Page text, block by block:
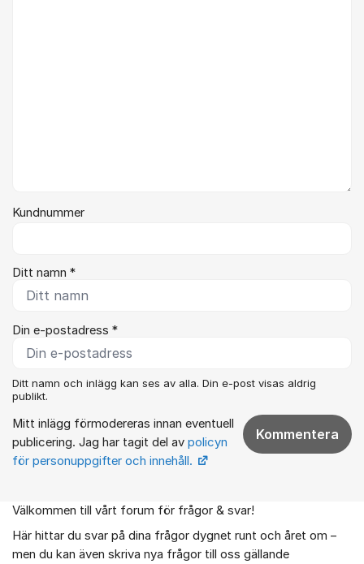
Kundnummer
Ditt namn *
Din e-postadress *
Ditt namn och inlägg kan ses av alla. Din e-post visas aldrig
publikt.
Mitt inlägg förmodereras innan eventuell
publicering. Jag har tagit del av policyn
för personuppgifter och innehåll.
Kommentera
Om forumet
Välkommen till vårt forum för frågor & svar!
Här hittar du svar på dina frågor dygnet runt och året om –
men du kan även skriva nya frågor till oss gällande